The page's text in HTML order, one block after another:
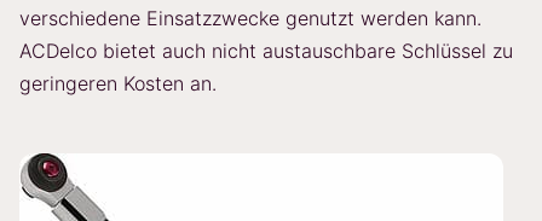
verschiedene Einsatzzwecke genutzt werden kann.
ACDelco bietet auch nicht austauschbare Schlüssel zu
geringeren Kosten an.